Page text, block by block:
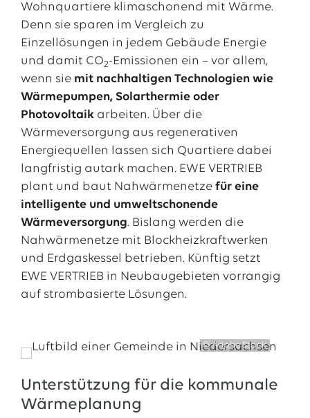
Wohnquartiere klimaschonend mit Wärme.
Denn sie sparen im Vergleich zu
Einzellösungen in jedem Gebäude Energie
und damit CO2-Emissionen ein – vor allem,
wenn sie mit nachhaltigen Technologien wie
Wärmepumpen, Solarthermie oder
Photovoltaik arbeiten. Über die
Wärmeversorgung aus regenerativen
Energiequellen lassen sich Quartiere dabei
langfristig autark machen. EWE VERTRIEB
plant und baut Nahwärmenetze für eine
intelligente und umweltschonende
Wärmeversorgung. Bislang werden die
Nahwärmenetze mit Blockheizkraftwerken
und Erdgaskessel betrieben. Künftig setzt
EWE VERTRIEB in Neubaugebieten vorrangig
auf strombasierte Lösungen.
© Adobe Stock
Unterstützung für die kommunale
Wärmeplanung